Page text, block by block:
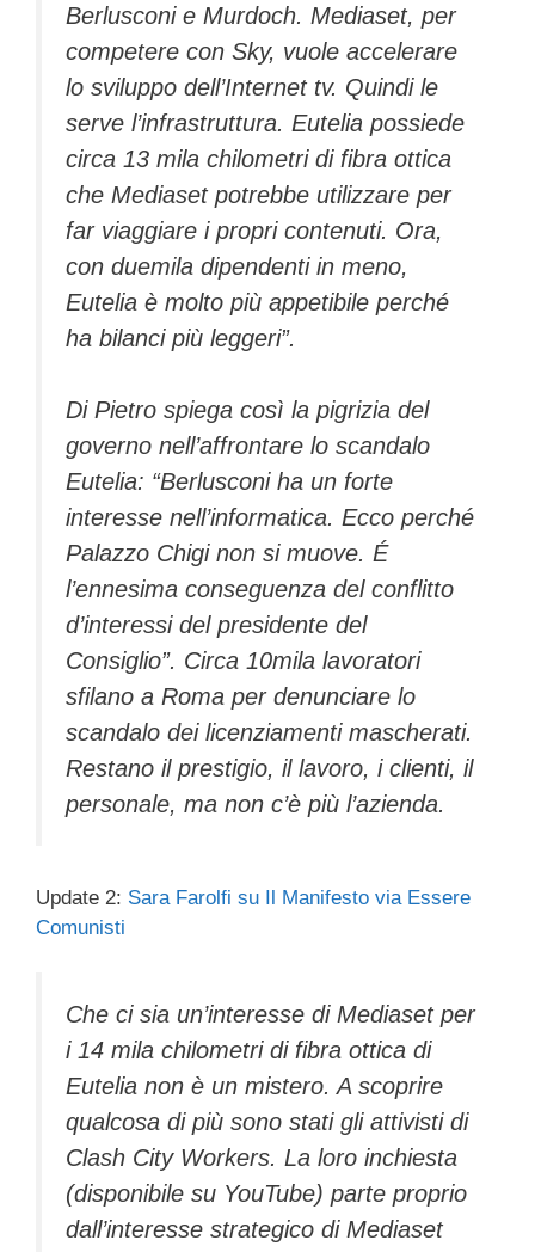
Berlusconi e Murdoch. Mediaset, per
competere con Sky, vuole accelerare
lo sviluppo dell’Internet tv. Quindi le
serve l’infrastruttura. Eutelia possiede
circa 13 mila chilometri di fibra ottica
che Mediaset potrebbe utilizzare per
far viaggiare i propri contenuti. Ora,
con duemila dipendenti in meno,
Eutelia è molto più appetibile perché
ha bilanci più leggeri”.
Di Pietro spiega così la pigrizia del
governo nell’affrontare lo scandalo
Eutelia: “Berlusconi ha un forte
interesse nell’informatica. Ecco perché
Palazzo Chigi non si muove. É
l’ennesima conseguenza del conflitto
d’interessi del presidente del
Consiglio”. Circa 10mila lavoratori
sfilano a Roma per denunciare lo
scandalo dei licenziamenti mascherati.
Restano il prestigio, il lavoro, i clienti, il
personale, ma non c’è più l’azienda.
Update 2: Sara Farolfi su Il Manifesto via Essere
Comunisti
Che ci sia un’interesse di Mediaset per
i 14 mila chilometri di fibra ottica di
Eutelia non è un mistero. A scoprire
qualcosa di più sono stati gli attivisti di
Clash City Workers. La loro inchiesta
(disponibile su YouTube) parte proprio
dall’interesse strategico di Mediaset